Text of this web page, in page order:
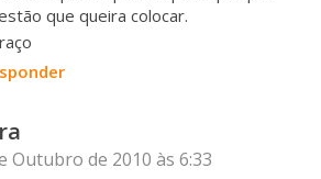
que queira colocar.
Outubro de 2010 às 6:33